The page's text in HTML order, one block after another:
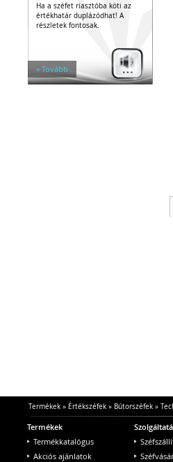
Ha a széfet riasztóba köti az
értékhatár duplázódhat! A
részletek fontosak.
» Tovább
Termékek» Értékszéfek» Bútorszéfek»
Termékek
Termékkatalógus
Akciós ajánlatok